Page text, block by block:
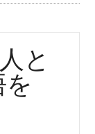
と